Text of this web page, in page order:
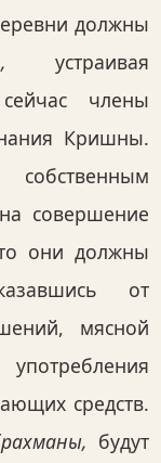
должны
устраивая
члены
Кришны.
совершение
они должны
от
мясной
средств.
будут